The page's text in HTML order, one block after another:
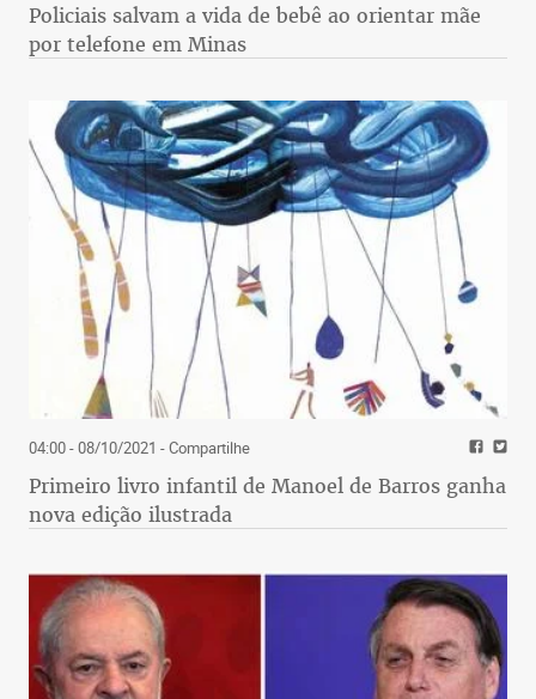
Policiais salvam a vida de bebê ao orientar mãe
por telefone em Minas
04:00 - 08/10/2021 - Compartilhe
Primeiro livro infantil de Manoel de Barros ganha
nova edição ilustrada